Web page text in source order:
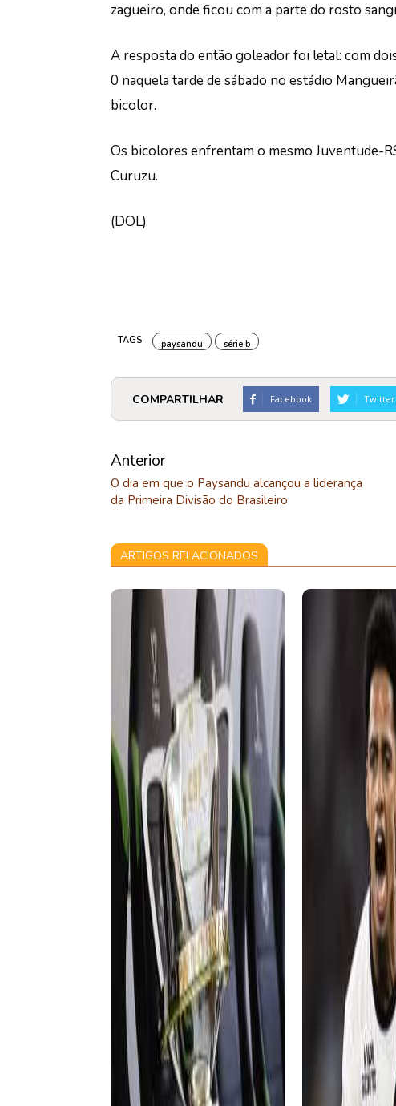
zagueiro, onde ficou com a parte do rosto
A resposta do então goleador foi letal: com
0 naquela tarde de sábado no estádio
bicolor.
Os bicolores enfrentam o mesmo Juventude-
Curuzu.
(DOL)
TAGS paysandu série b
COMPARTILHAR Facebook Twitter
Anterior
O dia em que o Paysandu alcançou a liderança
da Primeira Divisão do Brasileiro
ARTIGOS RELACIONADOS